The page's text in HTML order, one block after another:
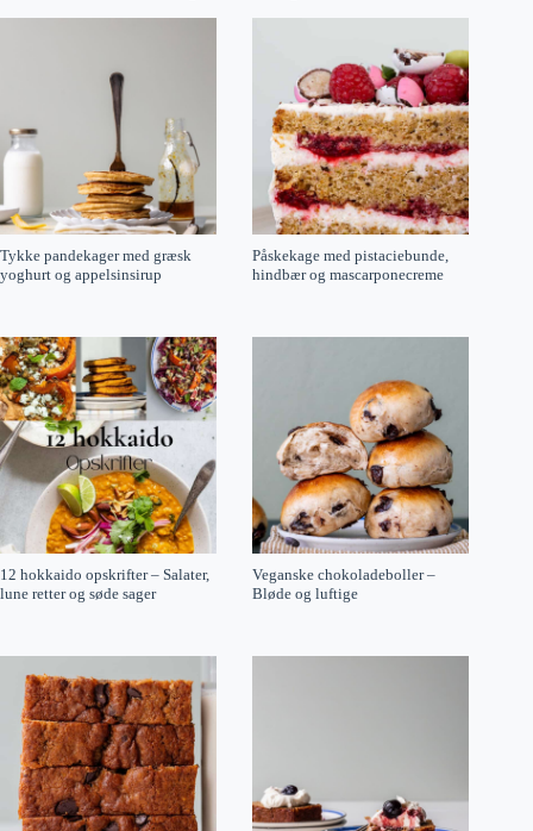
Tykke pandekager med græsk
yoghurt og appelsinsirup
Påskekage med pistaciebunde,
hindbær og mascarponecreme
12 hokkaido opskrifter – Salater,
lune retter og søde sager
Veganske chokoladeboller –
Bløde og luftige